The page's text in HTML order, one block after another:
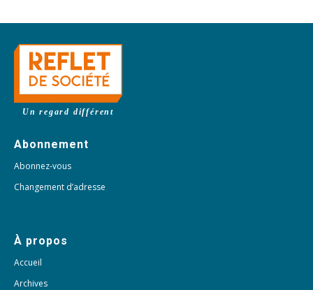
Un regard différent
Abonnement
Abonnez-vous
Changement d’adresse
À propos
Accueil
Archives